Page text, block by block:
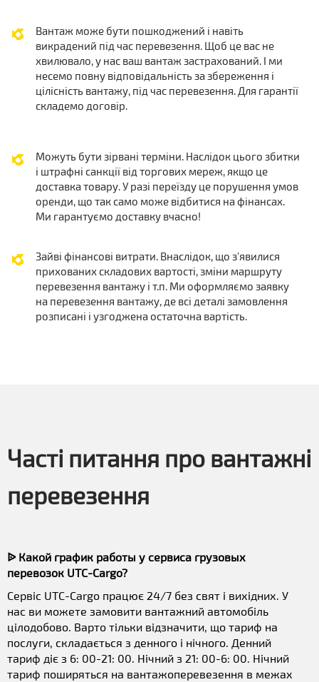
Вантаж може бути пошкоджений і навіть
викрадений під час перевезення. Щоб це вас не
хвилювало, у нас ваш вантаж застрахований. І ми
несемо повну відповідальність за збереження і
цілісність вантажу, під час перевезення. Для гарантії
складемо договір.
Можуть бути зірвані терміни. Наслідок цього збитки
і штрафні санкції від торгових мереж, якщо це
доставка товару. У разі переїзду це порушення умов
оренди, що так само може відбитися на фінансах.
Ми гарантуємо доставку вчасно!
Зайві фінансові витрати. Внаслідок, що з'явилися
прихованих складових вартості, зміни маршруту
перевезення вантажу і т.п. Ми оформляємо заявку
на перевезення вантажу, де всі деталі замовлення
розписані і узгоджена остаточна вартість.
Часті питання про вантажні
перевезення
ᐉ Какой график работы у сервиса грузовых
перевозок UTC-Cargo?
Сервіс UTC-Cargo працює 24/7 без свят і вихідних. У
нас ви можете замовити вантажний автомобіль
цілодобово. Варто тільки відзначити, що тариф на
послуги, складається з денного і нічного. Денний
тариф діє з 6: 00-21: 00. Нічний з 21: 00-6: 00. Нічний
тариф поширяться на вантажоперевезення в межах